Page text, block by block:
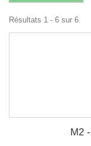
Résultats 1 - 6 sur 6.
M2